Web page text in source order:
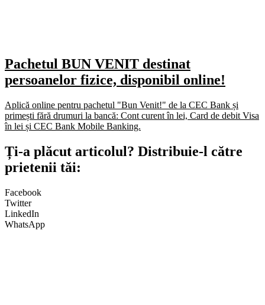
Pachetul BUN VENIT destinat
persoanelor fizice, disponibil online!
Aplică online pentru pachetul "Bun Venit!" de la CEC Bank și
primești fără drumuri la bancă: Cont curent în lei, Card de debit Visa
în lei și CEC Bank Mobile Banking.​
Ți-a plăcut articolul? Distribuie-l către
prietenii tăi:
Facebook
Twitter
LinkedIn
WhatsApp